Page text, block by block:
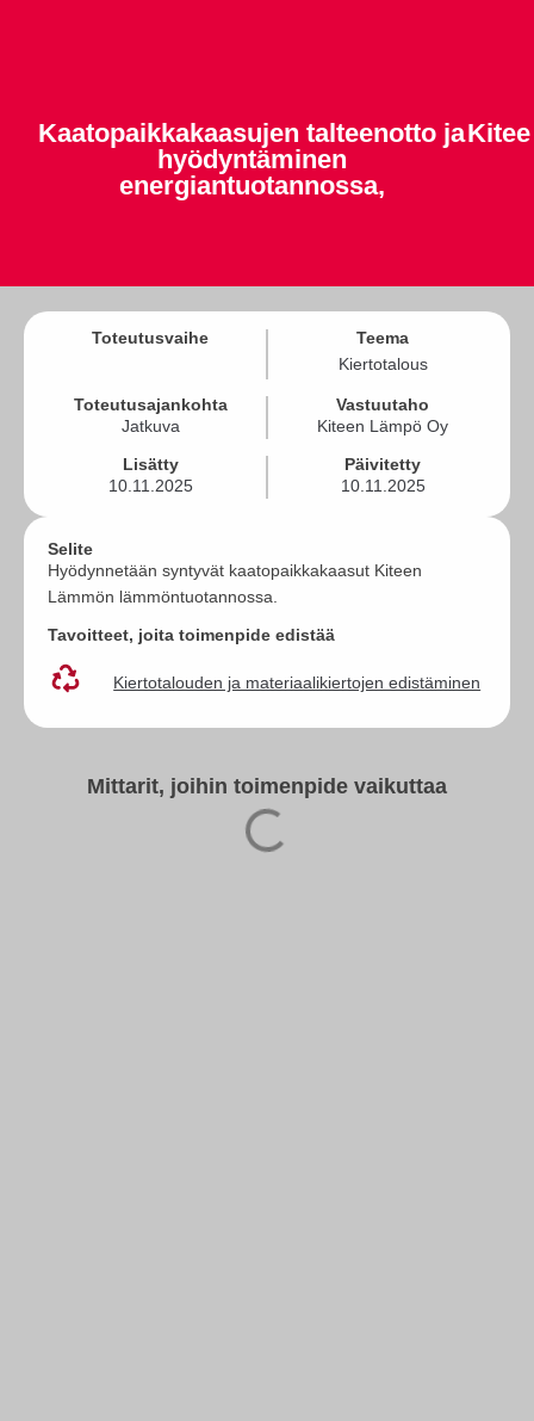
Kaatopaikkakaasujen talteenotto ja
hyödyntäminen
energiantuotannossa,
Kitee
Toteutusvaihe
Teema
Kiertotalous
Toteutusajankohta
Jatkuva
Vastuutaho
Kiteen Lämpö Oy
Lisätty
10.11.2025
Päivitetty
10.11.2025
Selite
Hyödynnetään syntyvät kaatopaikkakaasut Kiteen
Lämmön lämmöntuotannossa.
Tavoitteet, joita toimenpide edistää
Kiertotalouden ja materiaalikiertojen edistäminen
Mittarit, joihin toimenpide vaikuttaa